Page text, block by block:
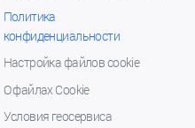
Политика
конфиденциальности
Настройка файлов cookie
О файлах Cookie
Условия геосервиса